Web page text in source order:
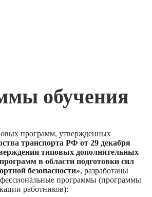
обучения
программ, утвержденных
транспорта РФ от 29 декабря
типовых дополнительных
в области подготовки сил
безопасности», разработаны
программы (программы
работников):